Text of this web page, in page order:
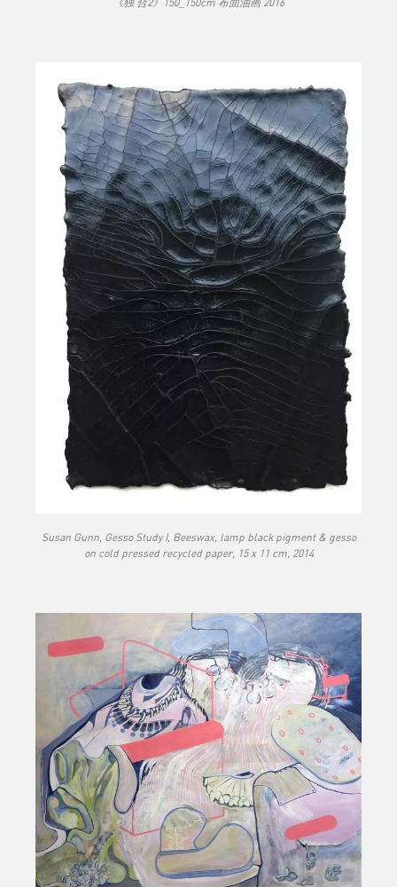
Susan Gunn, Gesso Study I, Beeswax, lamp black pigment & gesso
on cold pressed recycled paper, 15 x 11 cm, 2014